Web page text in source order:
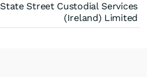
State Street Custodial Services
(Ireland) Limited